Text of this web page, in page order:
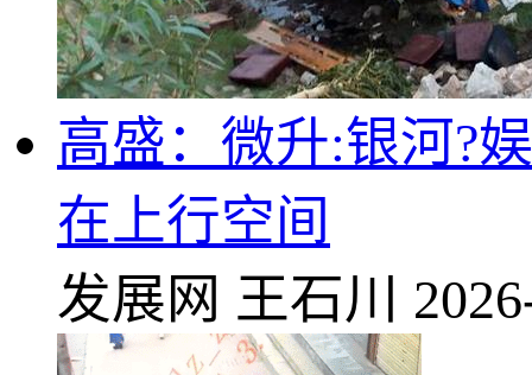
高盛：微升:银河?
在上行空间
发展网 王石川